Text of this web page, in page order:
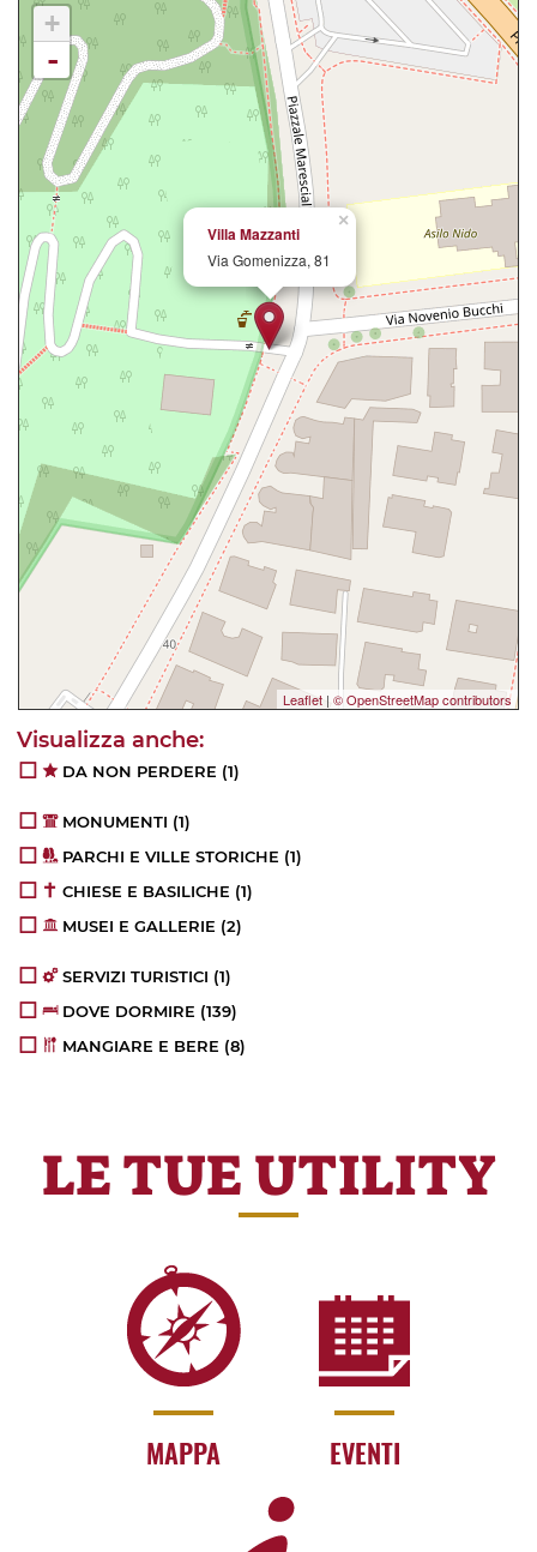
×
Villa Mazzanti
Via Gomenizza, 81
+
-
Leaflet | © OpenStreetMap contributors
DA NON PERDERE (1)
MONUMENTI (1)
PARCHI E VILLE STORICHE (1)
CHIESE E BASILICHE (1)
MUSEI E GALLERIE (2)
SERVIZI TURISTICI (1)
DOVE DORMIRE (139)
MANGIARE E BERE (8)
LE TUE UTILITY
MAPPA EVENTI